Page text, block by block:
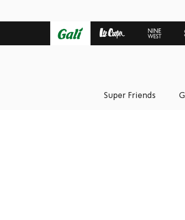
Super Friends